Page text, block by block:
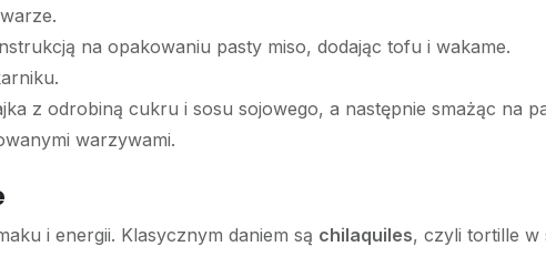
na opakowaniu pasty miso, dodając tofu i wakame.
z odrobiną cukru i sosu sojowego, a następnie smażąc na
warzywami.
i energii. Klasycznym daniem są chilaquiles, czyli tortille w